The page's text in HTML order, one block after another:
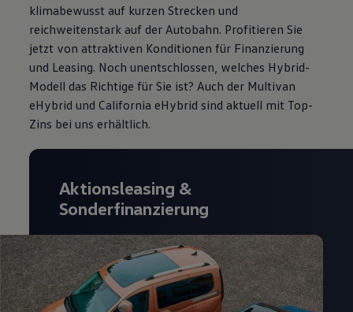
klimabewusst auf kurzen Strecken und
reichweitenstark auf der Autobahn. Profitieren Sie
jetzt von attraktiven Konditionen für Finanzierung
und Leasing. Noch unentschlossen, welches Hybrid-
Modell das Richtige für Sie ist? Auch der Multivan
eHybrid und California eHybrid sind aktuell mit Top-
Zins bei uns erhältlich.
Aktionsleasing &
Sonderfinanzierung